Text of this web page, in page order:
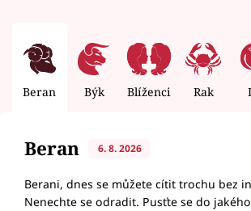
Beran Býk Blíženci Rak
Beran 6. 8. 2026
Berani, dnes se můžete cítit trochu bez
Nenechte se odradit. Pusťte se do